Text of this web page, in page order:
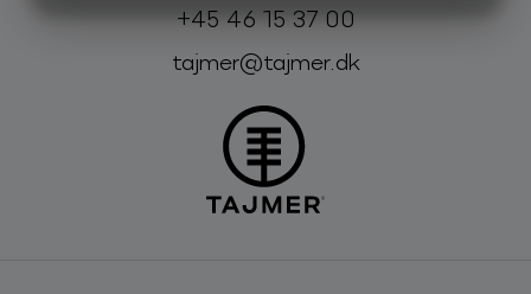
Telefon:
+45 46 15 37 00
E-mail:
tajmer@tajmer.dk
MARKETING STATISTIK